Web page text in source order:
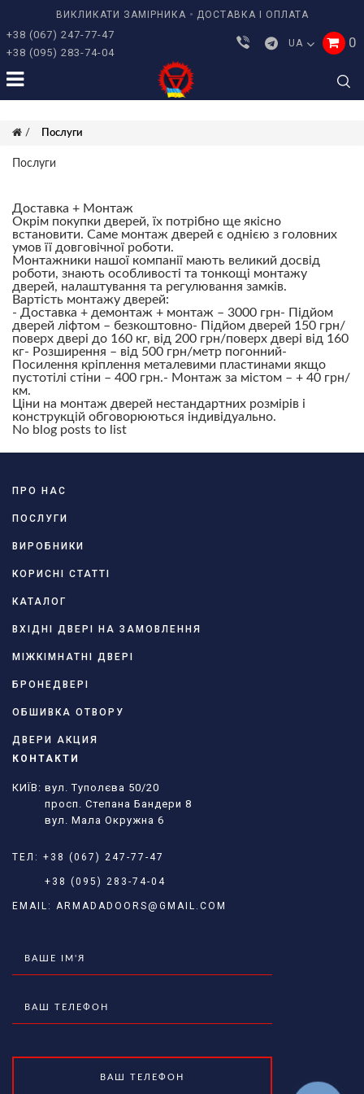
ВИКЛИКАТИ ЗАМІРНИКА ДОСТАВКА І ОПЛАТА
+38 (067) 247-77-47
+38 (095) 283-74-04
UA 0
Послуги
Послуги
Доставка + Монтаж
Окрім покупки дверей, їх потрібно ще якісно
встановити. Саме монтаж дверей є однією з головних
умов її довговічної роботи.
Монтажники нашої компанії мають великий досвід
роботи, знають особливості та тонкощі монтажу
дверей, налаштування та регулювання замків.
Вартість монтажу дверей:
- Доставка + демонтаж + монтаж – 3000 грн- Підйом
дверей ліфтом – безкоштовно- Підйом дверей 150 грн/
поверх двері до 160 кг, від 200 грн/поверх двері від 160
кг- Розширення – від 500 грн/метр погонний-
Посилення кріплення металевими пластинами якщо
пустотілі стіни – 400 грн.- Монтаж за містом – + 40 грн/
км.
Ціни на монтаж дверей нестандартних розмірів і
конструкцій обговорюються індивідуально.
No blog posts to list
ПРО НАС
ПОСЛУГИ
ВИРОБНИКИ
КОРИСНІ СТАТТІ
КАТАЛОГ
ВХІДНІ ДВЕРІ НА ЗАМОВЛЕННЯ
МІЖКІМНАТНІ ДВЕРІ
БРОНЕДВЕРІ
ОБШИВКА ОТВОРУ
ДВЕРИ АКЦИЯ
КОНТАКТИ
КИЇВ: вул. Туполєва 50/20
просп. Степана Бандери 8
вул. Мала Окружна 6
ТЕЛ: +38 (067) 247-77-47
+38 (095) 283-74-04
EMAIL: ARMADADOORS@GMAIL.COM